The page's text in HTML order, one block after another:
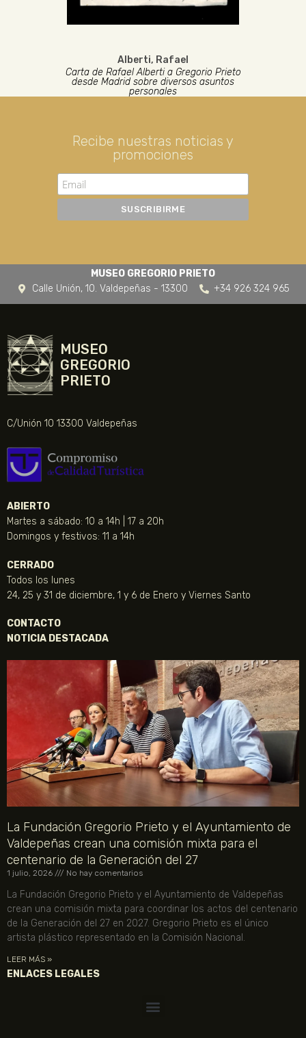
Alberti, Rafael
Carta de Rafael Alberti a Gregorio Prieto
desde Madrid sobre diversos asuntos
personales
Recibe nuestras noticias y
promociones
MUSEO GREGORIO PRIETO
Calle Unión, 10. Valdepeñas - 13300
+34 926 324 965
MUSEO
GREGORIO
PRIETO
C/Unión 10 13300 Valdepeñas
ABIERTO
Martes a sábado: 10 a 14h | 17 a 20h
Domingos y festivos: 11 a 14h
CERRADO
Todos los lunes
24, 25 y 31 de diciembre, 1 y 6 de Enero y Viernes Santo
CONTACTO
NOTICIA DESTACADA
La Fundación Gregorio Prieto y el Ayuntamiento de
Valdepeñas crean una comisión mixta para el
centenario de la Generación del 27
1 julio, 2026 No hay comentarios
La Fundación Gregorio Prieto y el Ayuntamiento de Valdepeñas
crean una comisión mixta para coordinar los actos del centenario
de la Generación del 27 en 2027. Gregorio Prieto es el único
artista plástico representado en la Comisión Nacional.
LEER MÁS »
ENLACES LEGALES